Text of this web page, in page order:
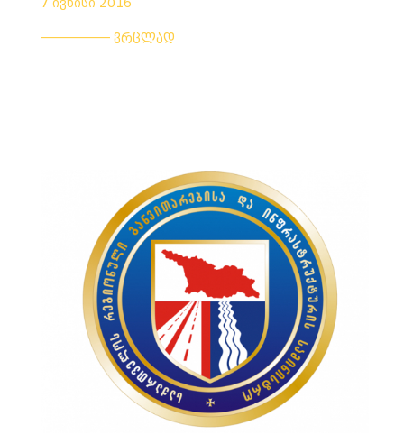
7 ივნისი 2016
ვრცლად